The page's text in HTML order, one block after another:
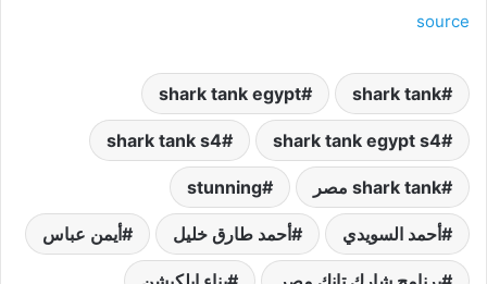
source
shark tank
shark tank egypt
shark tank egypt s4
shark tank s4
shark tank مصر stunning
أحمد السويدي أحمد طارق خليل أيمن عباس